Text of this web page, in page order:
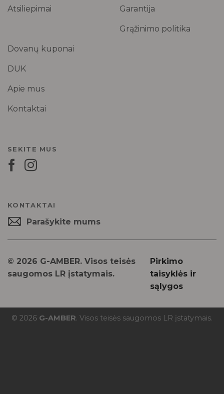
Atsiliepimai Garantija
Grąžinimo politika
Dovanų kuponai
DUK
Apie mus
Kontaktai
SEKITE MUS
KONTAKTAI
Parašykite mums
© 2026 G-AMBER. Visos teisės
saugomos LR įstatymais.
Pirkimo
taisyklės ir
sąlygos
© 2026 G-AMBER. Visos teisės saugomos LR įstatymais.